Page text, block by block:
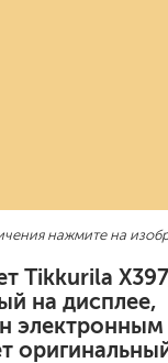
нажмите на
Tikkurila
на дисплее,